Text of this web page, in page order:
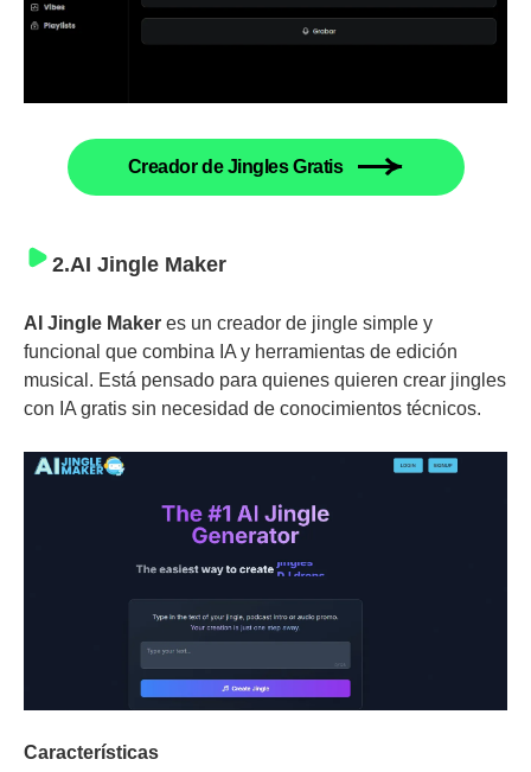
Creador de Jingles Gratis
2.AI Jingle Maker
AI Jingle Maker es un creador de jingle simple y
funcional que combina IA y herramientas de edición
musical. Está pensado para quienes quieren crear jingles
con IA gratis sin necesidad de conocimientos técnicos.
Características